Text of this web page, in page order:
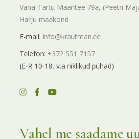
Vana-Tartu Maantee 79a, (Peetri
Harju maakond
E-mail: info@krautman.ee
Telefon: +372 551 7157
(E-R 10-18, v.a riiklikud pühad)
Vahel me saadame